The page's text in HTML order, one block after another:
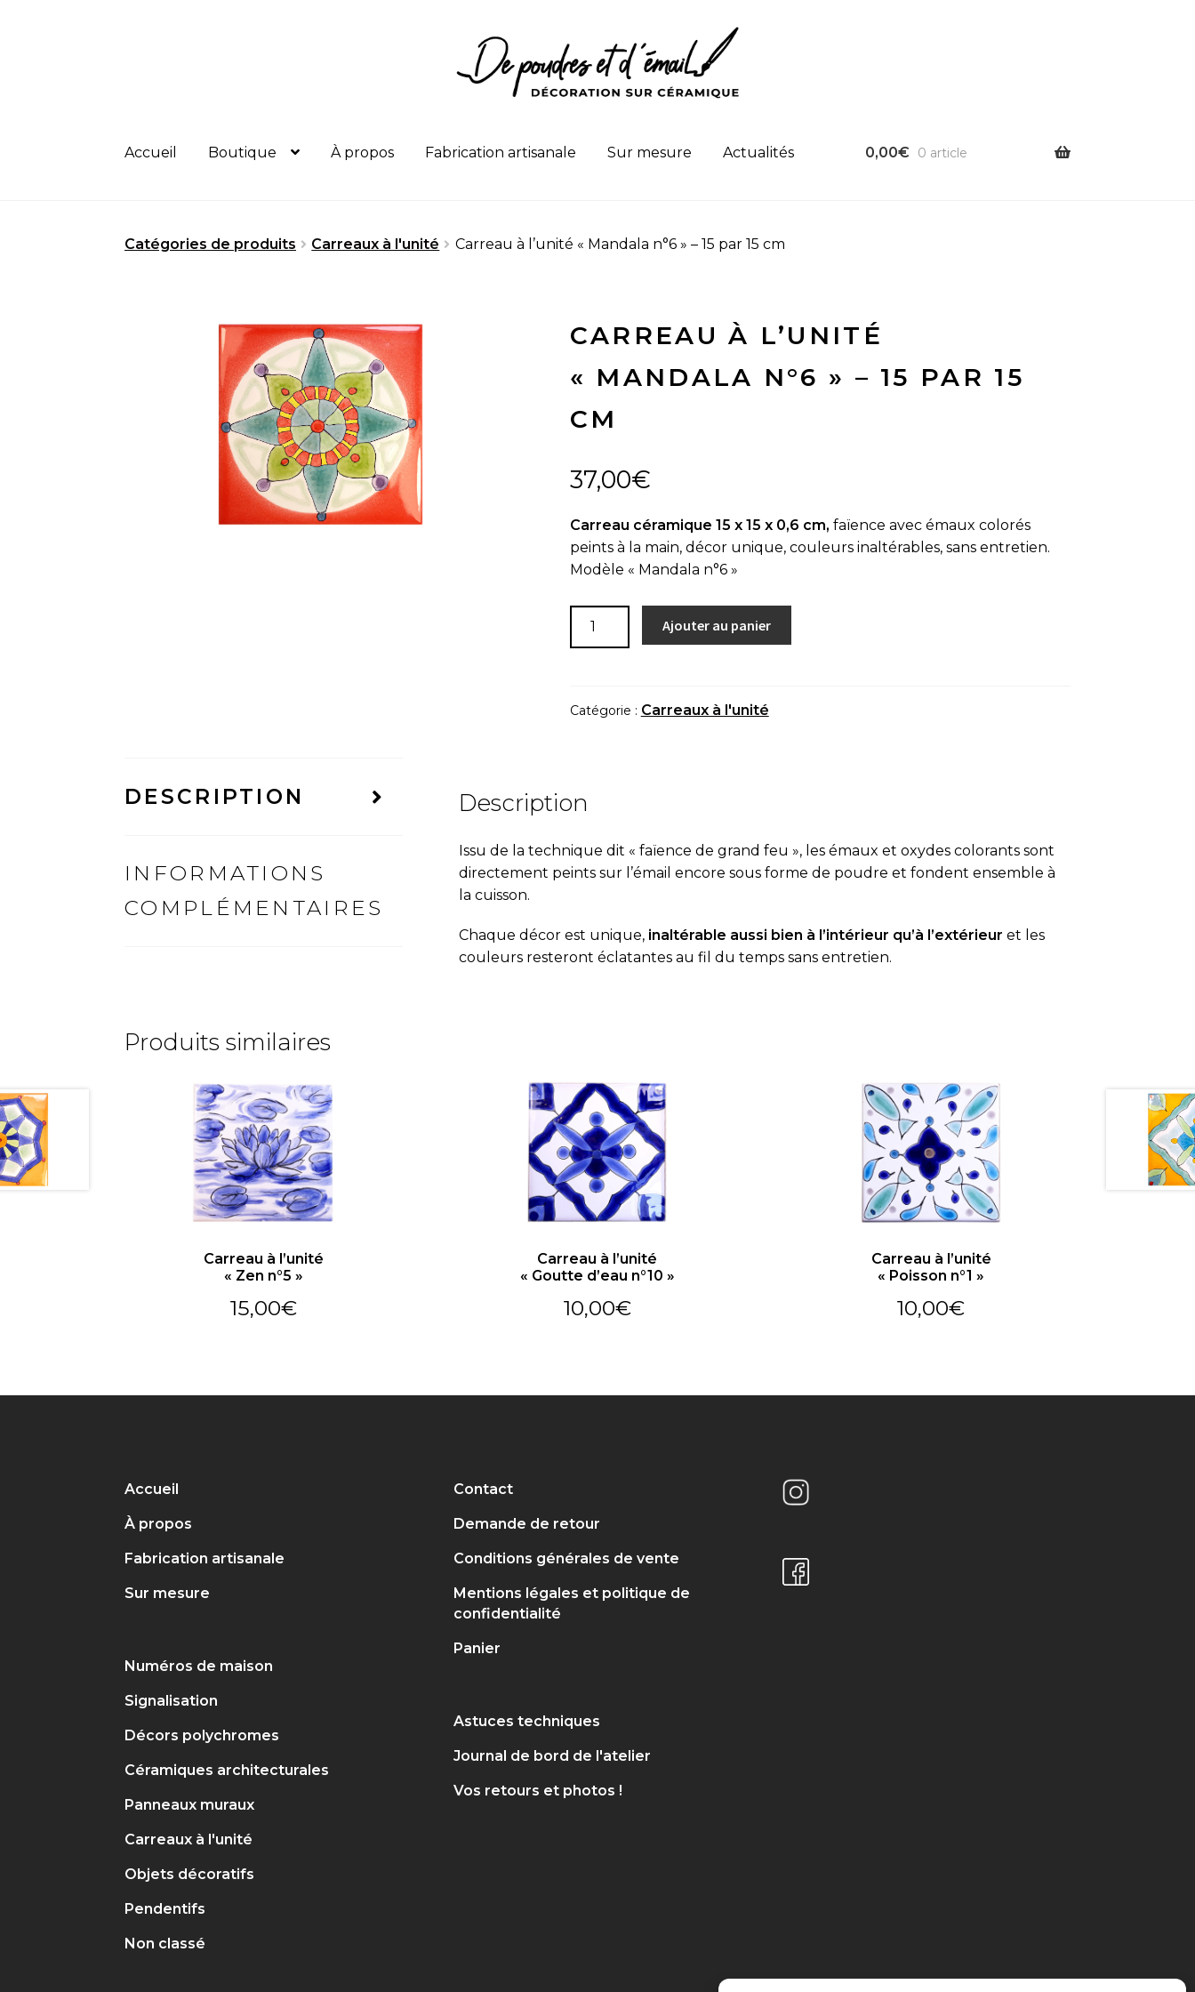
Accueil Boutique À propos Fabrication artisanale Sur mesure Actualités 0,00€ 0 article
Catégories de produits Carreaux à l'unité Carreau à l’unité « Mandala n°6 » – 15 par 15 cm
CARREAU À L’UNITÉ
« MANDALA N°6 » – 15 PAR 15
CM
37,00€
Carreau céramique 15 x 15 x 0,6 cm, faïence avec émaux colorés
peints à la main, décor unique, couleurs inaltérables, sans entretien.
Modèle « Mandala n°6 »
l'unité
par
cm
Ajouter au panier
Catégorie : Carreaux à l'unité
DESCRIPTION
INFORMATIONS
COMPLÉMENTAIRES
Description
Issu de la technique dit « faïence de grand feu », les émaux et oxydes colorants sont
directement peints sur l’émail encore sous forme de poudre et fondent ensemble à
la cuisson.
Chaque décor est unique, inaltérable aussi bien à l’intérieur qu’à l’extérieur et les
couleurs resteront éclatantes au fil du temps sans entretien.
Produits similaires
Carreau à l’unité
« Zen n°5 »
15,00€
Carreau à l’unité
« Goutte d’eau n°10 »
10,00€
Carreau à l’unité
« Poisson n°1 »
10,00€
Accueil
À propos
Fabrication artisanale
Sur mesure
Numéros de maison
Signalisation
Décors polychromes
Céramiques architecturales
Panneaux muraux
Carreaux à l'unité
Objets décoratifs
Pendentifs
Non classé
Contact
Demande de retour
Conditions générales de vente
Mentions légales et politique de
confidentialité
Panier
Astuces techniques
Journal de bord de l'atelier
Vos retours et photos !